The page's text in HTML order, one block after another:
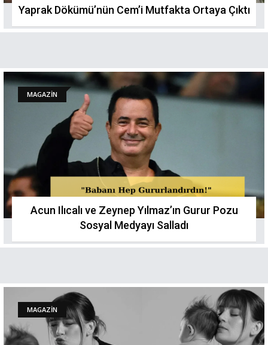
Yaprak Dökümü’nün Cem’i Mutfakta Ortaya Çıktı
MAGAZİN
Acun Ilıcalı ve Zeynep Yılmaz’ın Gurur Pozu
Sosyal Medyayı Salladı
MAGAZİN